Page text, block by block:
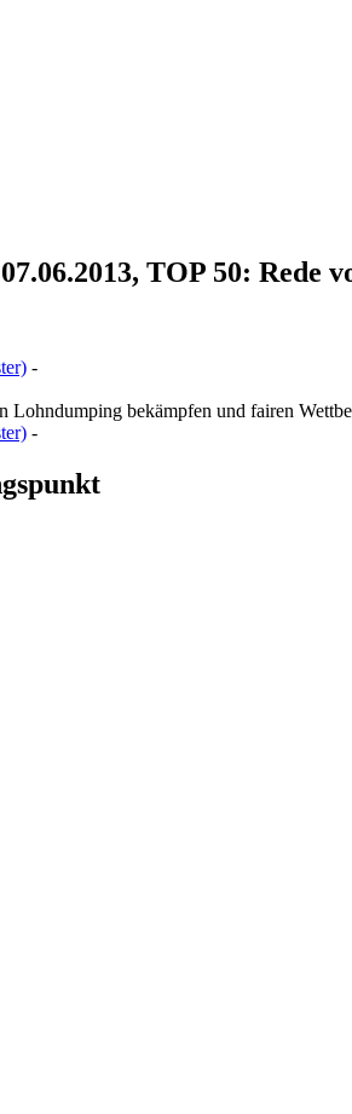
TOP 50:
-
bekämpfen und fairen
-